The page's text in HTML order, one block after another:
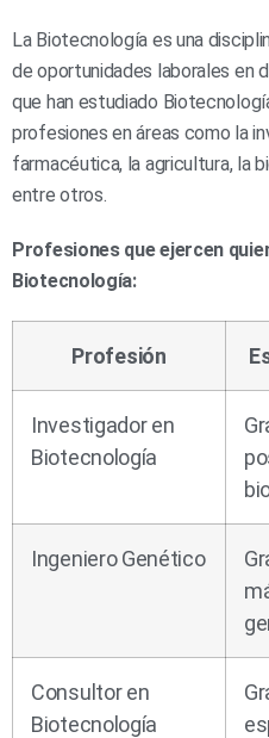
La Biotecnología es una
de oportunidades laborales en
que han estudiado
profesiones en áreas como la
farmacéutica, la agricultura, la
entre otros.
Profesiones que ejercen
Biotecnología:
Profesión
Investigador en
Biotecnología
Ingeniero Genético
Consultor en
Biotecnología